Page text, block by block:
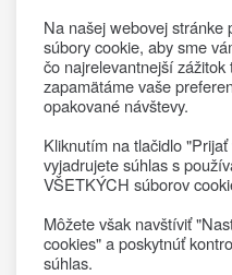
Ransomware Rozhovor
Sociálne siete Spoznaj
Výročná správa Zaujímavé
Na našej webovej stránke
súbory cookie, aby sme
čo najrelevantnejší zážitok
zapamätáme vaše
opakované návštevy.
Kliknutím na tlačidlo
vyjadrujete súhlas s
VŠETKÝCH súborov
Môžete však navštíviť
cookies" a poskytnúť
súhlas.